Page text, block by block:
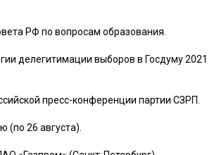
РФ по вопросам образования.
делегитимации выборов в Госдуму 2021
пресс-конференции партии СЗРП.
(по 26 августа).